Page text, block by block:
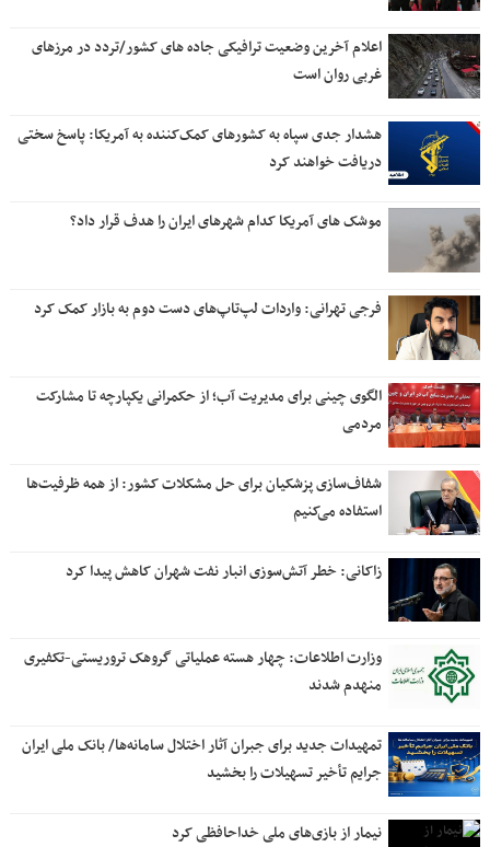
اعلام آخرین وضعیت ترافیکی جاده های کشور/تردد در مرزهای
غربی روان است
هشدار جدی سپاه به کشورهای کمک‌کننده به آمریکا: پاسخ سختی
دریافت خواهند کرد
موشک های آمریکا کدام شهرهای ایران را هدف قرار داد؟
فرجی تهرانی: واردات لپ‌تاپ‌های دست دوم به بازار کمک کرد
الگوی چینی برای مدیریت آب؛ از حکمرانی یکپارچه تا مشارکت
مردمی
شفاف‌سازی پزشکیان برای حل مشکلات کشور: از همه ظرفیت‌ها
استفاده می‌کنیم
زاکانی: خطر آتش‌سوزی انبار نفت شهران کاهش پیدا کرد
وزارت اطلاعات: چهار هسته‌ عملیاتی گروهک‌ تروریستی-تکفیری
منهدم شدند
تمهیدات جدید برای جبران آثار اختلال سامانه‌ها/ بانک ملی ایران
جرایم تأخیر تسهیلات را بخشید
نیمار از بازی‌های ملی خداحافظی کرد